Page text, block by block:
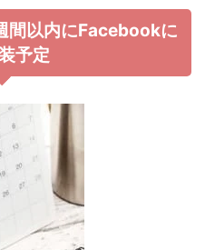
間以内にFacebookに
予定